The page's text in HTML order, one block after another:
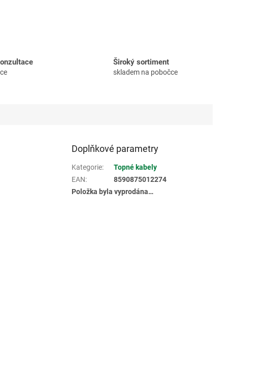
Široký sortiment
skladem na pobočce
Doplňkové parametry
Kategorie:
Topné kabely
EAN:
8590875012274
Položka byla vyprodána…